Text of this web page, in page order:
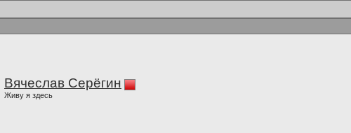
Вячеслав Серёгин
Живу я здесь